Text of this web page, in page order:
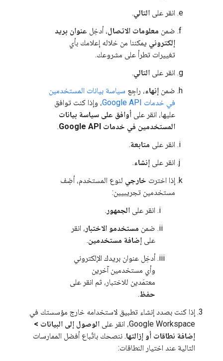
انقر على التالي.
ضمن معلومات الاتصال، أدخِل عنوان بريد
إلكتروني يمكننا من خلاله إعلامك بأي
تغييرات تطرأ على مشروعك.
انقر على التالي.
ضمن إنهاء، راجِع سياسة بيانات المستخدمين
في خدمات Google API
، وإذا كنت توافق
عليها، انقر على أوافق على سياسة بيانات
المستخدمين في خدمات Google API
.
انقر على متابعة.
انقر على إنشاء.
إذا اخترت خارجي لنوع المستخدم، أضِف
مستخدمين تجريبيين:
انقر على الجمهور .
ضمن مستخدمو الاختبار ، انقر
على إضافة مستخدمين.
أدخِل عنوان بريدك الإلكتروني
وأي مستخدمين آخرين
معتمَدين للاختبار، ثم انقر على
حفظ.
إذا كنت بصدد إنشاء تطبيق لاستخدامه خارج مؤسستك في
Google Workspace، انقر على
الوصول إلى البيانات >
إضافة نطاقات أو إزالتها. ننصحك باتّباع أفضل الممارسات
التالية عند اختيار النطاقات: